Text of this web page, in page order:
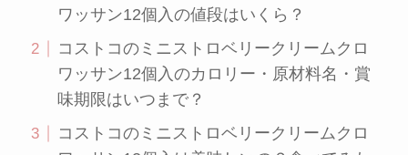
ワッサン12個入の値段はいくら？
コストコのミニストロベリークリームクロ
ワッサン12個入のカロリー・原材料名・賞
味期限はいつまで？
コストコのミニストロベリークリームクロ